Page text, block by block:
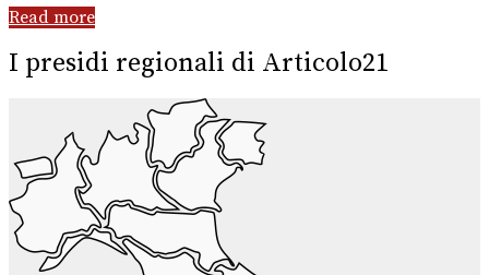
Read more
I presidi regionali di Articolo21